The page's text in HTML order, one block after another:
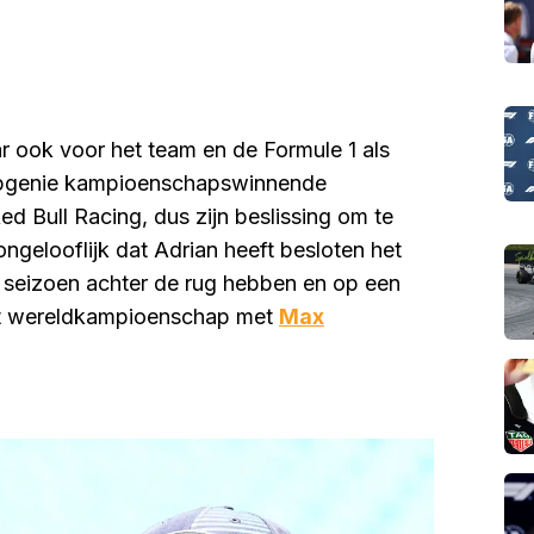
voor het team en de Formule 1 als
kampioenschapswinnende
Bull Racing, dus zijn beslissing om te
dat Adrian heeft besloten het
achter de rug hebben en op een
met Max